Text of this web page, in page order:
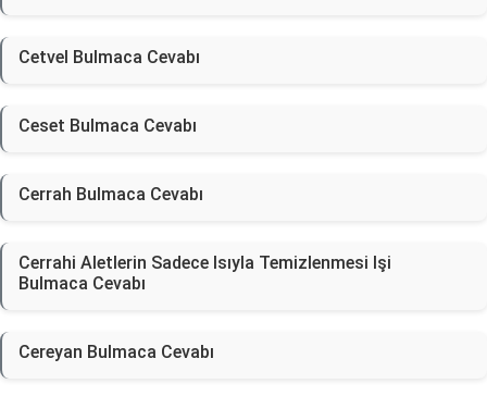
Cetvel Bulmaca Cevabı
Ceset Bulmaca Cevabı
Cerrah Bulmaca Cevabı
Cerrahi Aletlerin Sadece Isıyla Temizlenmesi Işi
Bulmaca Cevabı
Cereyan Bulmaca Cevabı